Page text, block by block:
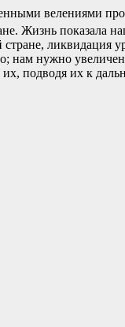
велениями
Жизнь показала
ликвидация
нужно
их, подводя их к